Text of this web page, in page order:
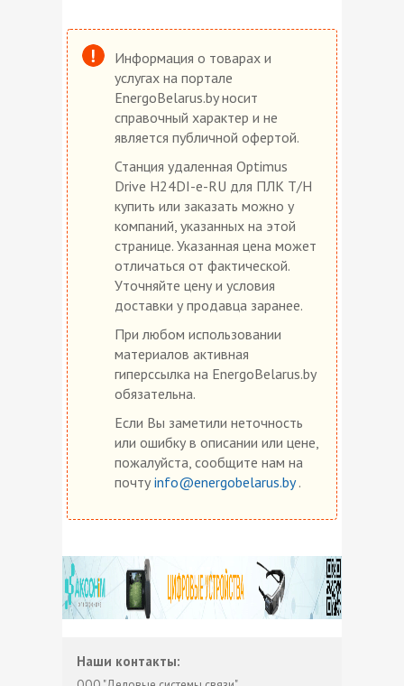
Информация о товарах и
услугах на портале
EnergoBelarus.by носит
справочный характер и не
является публичной офертой.
Станция удаленная Optimus
Drive H24DI-e-RU для ПЛК T/H
купить или заказать можно у
компаний, указанных на этой
странице. Указанная цена может
отличаться от фактической.
Уточняйте цену и условия
доставки у продавца заранее.
При любом использовании
материалов активная
гиперссылка на EnergoBelarus.by
обязательна.
Если Вы заметили неточность
или ошибку в описании или цене,
пожалуйста, сообщите нам на
почту info@energobelarus.by.
Наши контакты: